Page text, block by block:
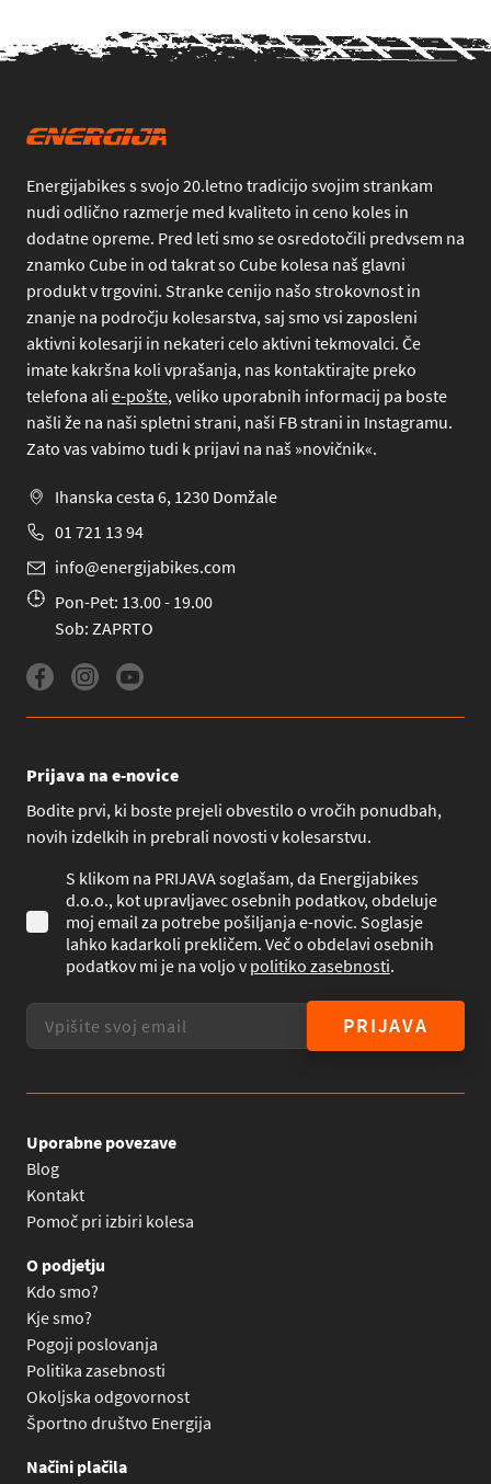
Energijabikes s svojo 20.letno tradicijo svojim strankam
nudi odlično razmerje med kvaliteto in ceno koles in
dodatne opreme. Pred leti smo se osredotočili predvsem na
znamko Cube in od takrat so Cube kolesa naš glavni
produkt v trgovini. Stranke cenijo našo strokovnost in
znanje na področju kolesarstva, saj smo vsi zaposleni
aktivni kolesarji in nekateri celo aktivni tekmovalci. Če
imate kakršna koli vprašanja, nas kontaktirajte preko
telefona ali e-pošte, veliko uporabnih informacij pa boste
našli že na naši spletni strani, naši FB strani in Instagramu.
Zato vas vabimo tudi k prijavi na naš »novičnik«.
Ihanska cesta 6, 1230 Domžale
01 721 13 94
info@energijabikes.com
Pon-Pet: 13.00 - 19.00
Sob: ZAPRTO
Prijava na e-novice
Bodite prvi, ki boste prejeli obvestilo o vročih ponudbah,
novih izdelkih in prebrali novosti v kolesarstvu.
S klikom na PRIJAVA soglašam, da Energijabikes
d.o.o., kot upravljavec osebnih podatkov, obdeluje
moj email za potrebe pošiljanja e-novic. Soglasje
lahko kadarkoli prekličem. Več o obdelavi osebnih
podatkov mi je na voljo vpolitiko zasebnosti.
PRIJAVA
Uporabne povezave
Blog
Kontakt
Pomoč pri izbiri kolesa
O podjetju
Kdo smo?
Kje smo?
Pogoji poslovanja
Politika zasebnosti
Okoljska odgovornost
Športno društvo Energija
Načini plačila